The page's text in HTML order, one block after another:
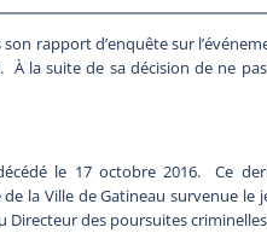
rapport d’enquête sur
la suite de sa décision de ne
le 17 octobre 2016. Ce
la Ville de Gatineau survenue le
des poursuites